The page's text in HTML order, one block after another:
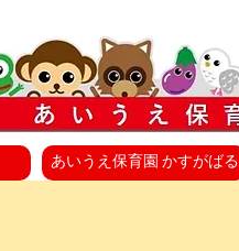
あいうえ保育園 かすがばる